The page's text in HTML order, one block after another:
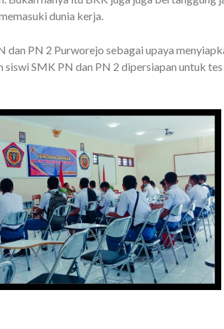
dunia kerja.
dan PN 2 Purworejo sebagai upaya
siswi SMK PN dan PN 2 dipersiapan untuk